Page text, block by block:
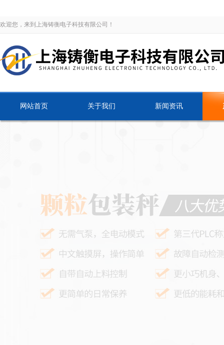
欢迎您，来到上海铸衡电子科技有限公司！
网站首页 关于我们 新闻资讯